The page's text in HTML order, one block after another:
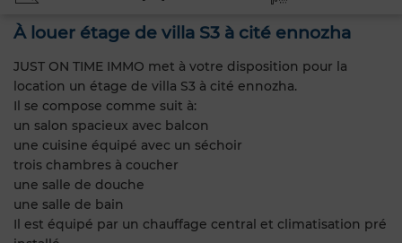
À louer étage de villa S3 à cité ennozha
JUST ON TIME IMMO met à votre disposition pour la
location un étage de villa S3 à cité ennozha.
Il se compose comme suit à:
un salon spacieux avec balcon
une cuisine équipé avec un séchoir
trois chambres à coucher
une salle de douche
une salle de bain
Il est équipé par un chauffage central et climatisation pré